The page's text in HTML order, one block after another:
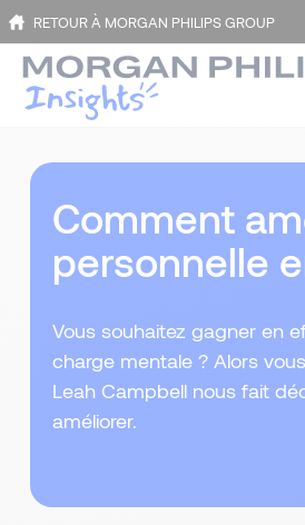
RETOUR À MORGAN PHILIPS GROUP
Comment
personnelle
Vous souhaitez gagner en
charge mentale ? Alors
Leah Campbell nous fait
améliorer.